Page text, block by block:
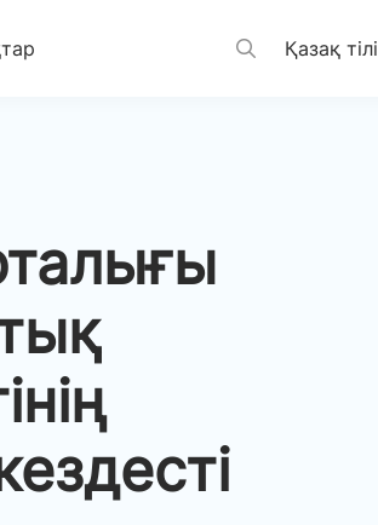
Қазақ тілі